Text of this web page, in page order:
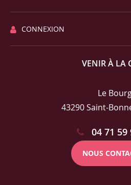
CONNEXION
VENIR À LA
Le
43290 Saint-
04 71 59
NOUS